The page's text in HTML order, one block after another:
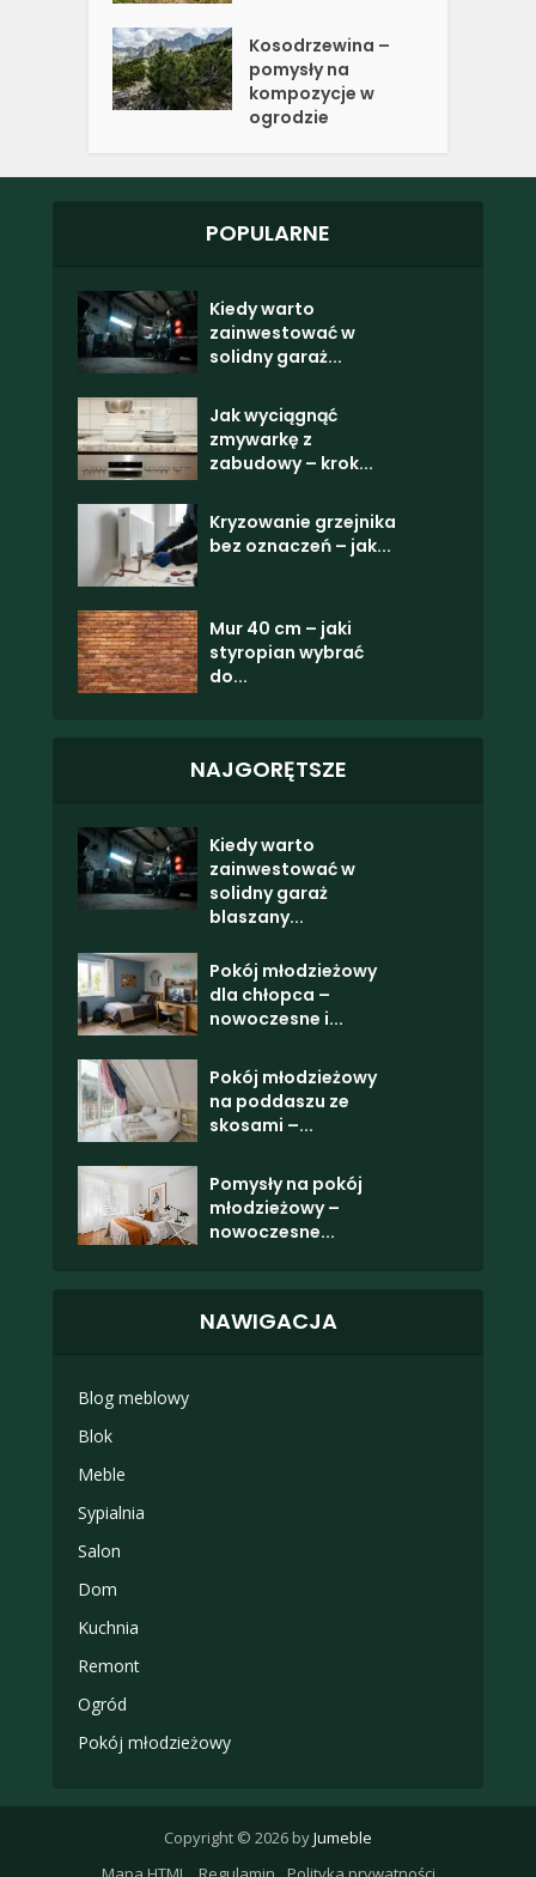
Kosodrzewina –
pomysły na
kompozycje w
ogrodzie
POPULARNE
Kiedy warto
zainwestować w
solidny garaż...
Jak wyciągnąć
zmywarkę z
zabudowy – krok...
Kryzowanie grzejnika
bez oznaczeń – jak...
Mur 40 cm – jaki
styropian wybrać
do...
NAJGORĘTSZE
Kiedy warto
zainwestować w
solidny garaż
blaszany...
Pokój młodzieżowy
dla chłopca –
nowoczesne i...
Pokój młodzieżowy
na poddaszu ze
skosami –...
Pomysły na pokój
młodzieżowy –
nowoczesne...
NAWIGACJA
Blog meblowy
Blok
Meble
Sypialnia
Salon
Dom
Kuchnia
Remont
Ogród
Pokój młodzieżowy
Copyright © 2026 byJumeble